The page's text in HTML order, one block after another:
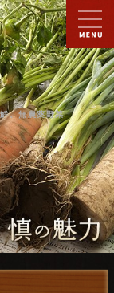
、無農薬野菜